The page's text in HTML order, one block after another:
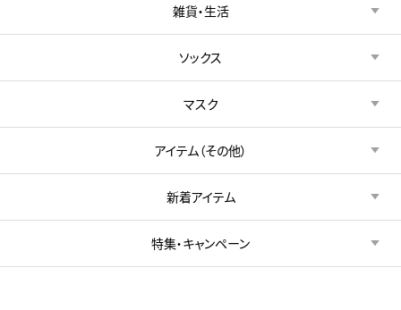
雑貨・生活
ソックス
マスク
アイテム（その他）
新着アイテム
特集・キャンペーン